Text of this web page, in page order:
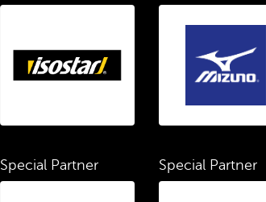
Special Partner Special Partner